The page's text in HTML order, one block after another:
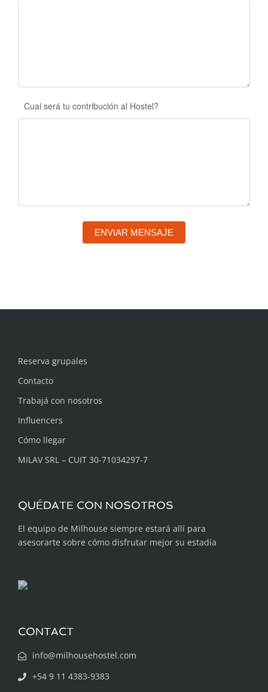
Cual será tu contribución al Hostel?
ENVIAR MENSAJE
Reserva grupales
Contacto
Trabajá con nosotros
Influencers
Cómo llegar
MILAV SRL – CUIT 30-71034297-7
QUÉDATE CON NOSOTROS
El equipo de Milhouse siempre estará allí para
asesorarte sobre cómo disfrutar mejor su estadía
CONTACT
info@milhousehostel.com
+54 9 11 4383-9383